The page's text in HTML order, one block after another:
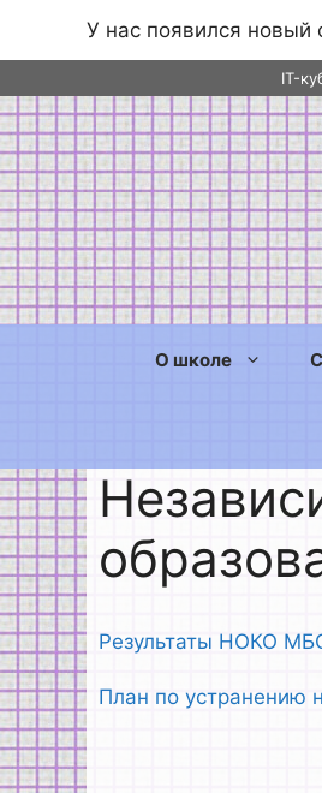
У нас появился новый
к
содержимому
IT-
О школе
Результаты НОКО
План по устранению